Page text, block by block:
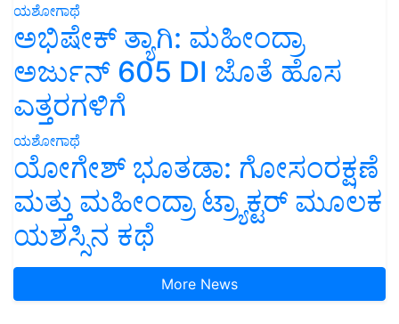
ಯಶೋಗಾಥೆ
ಅಭಿಷೇಕ್ ತ್ಯಾಗಿ: ಮಹೀಂದ್ರಾ
ಅರ್ಜುನ್ 605 DI ಜೊತೆ ಹೊಸ
ಎತ್ತರಗಳಿಗೆ
ಯಶೋಗಾಥೆ
ಯೋಗೇಶ್ ಭೂತಡಾ: ಗೋಸಂರಕ್ಷಣೆ
ಮತ್ತು ಮಹೀಂದ್ರಾ ಟ್ರ್ಯಾಕ್ಟರ್ ಮೂಲಕ
ಯಶಸ್ಸಿನ ಕಥೆ
More News